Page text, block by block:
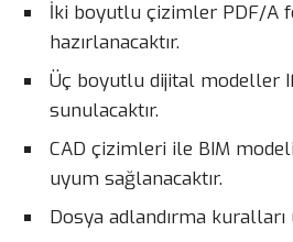
İki boyutlu çizimler PDF/A
hazırlanacaktır.
Üç boyutlu dijital modeller
sunulacaktır.
CAD çizimleri ile BIM
uyum sağlanacaktır.
Dosya adlandırma kuralları